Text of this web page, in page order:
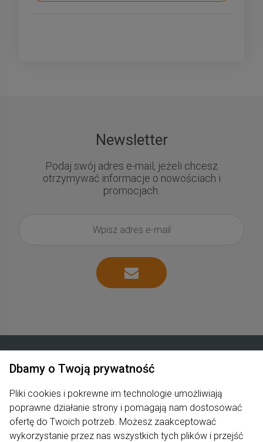
Newsletter
Podaj swój adres e-mail, jeżeli chcesz
otrzymywać informacje o nowościach i
promocjach.
Produkty
Pomoc
Dbamy o Twoją prywatność
Pliki cookies i pokrewne im technologie umożliwiają
poprawne działanie strony i pomagają nam dostosować
ofertę do Twoich potrzeb. Możesz zaakceptować
wykorzystanie przez nas wszystkich tych plików i przejść